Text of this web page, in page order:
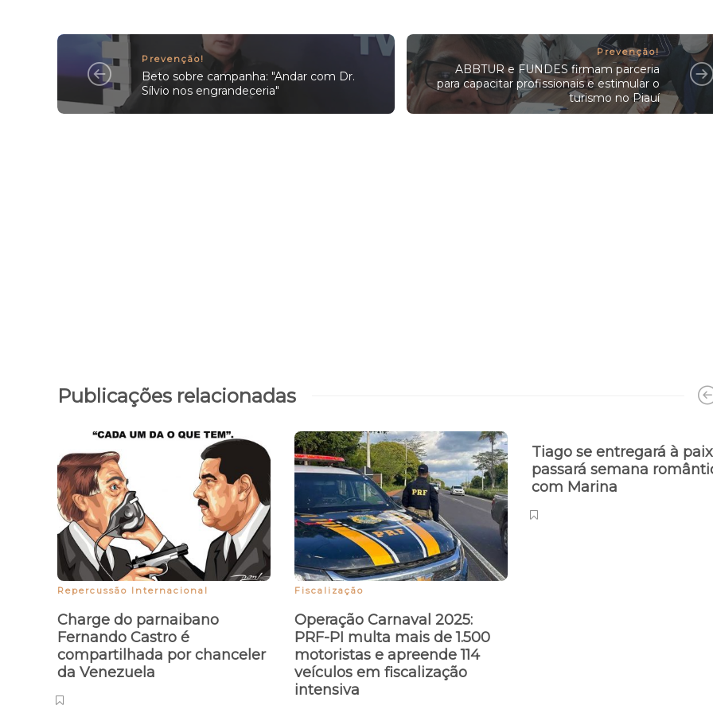
Prevenção!
Beto sobre campanha: "Andar com Dr.
Sílvio nos engrandeceria"
Prevenção!
ABBTUR e FUNDES firmam parceria
para capacitar profissionais e estimular o
turismo no Piauí
Publicações relacionadas
Repercussão Internacional
Charge do parnaibano
Fernando Castro é
compartilhada por chanceler
da Venezuela
Fiscalização
Operação Carnaval 2025:
PRF-PI multa mais de 1.500
motoristas e apreende 114
veículos em fiscalização
intensiva
Tiago se entregará à
passará semana
com Marina